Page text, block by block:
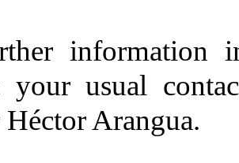
information
your usual
Héctor Arangua.